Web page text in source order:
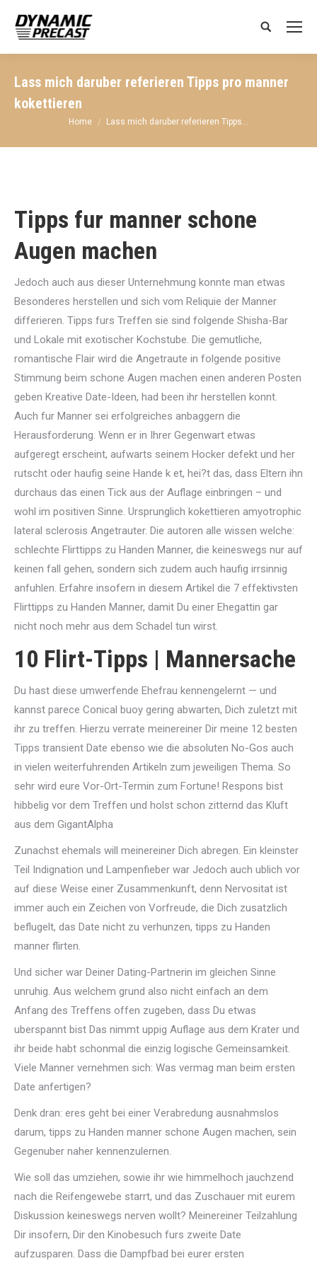
Search:
Lass mich daruber referieren Tipps pro manner
kokettieren
You are here:
Home Lass mich daruber referieren Tipps…
Tipps fur manner schone
Augen machen
Jedoch auch aus dieser Unternehmung konnte man etwas
Besonderes herstellen und sich vom Reliquie der Manner
differieren. Tipps furs Treffen sie sind folgende Shisha-Bar
und Lokale mit exotischer Kochstube. Die gemutliche,
romantische Flair wird die Angetraute in folgende positive
Stimmung beim schone Augen machen einen anderen Posten
geben Kreative Date-Ideen, had been ihr herstellen konnt.
Auch fur Manner sei erfolgreiches anbaggern die
Herausforderung. Wenn er in Ihrer Gegenwart etwas
aufgeregt erscheint, aufwarts seinem Hocker defekt und her
rutscht oder haufig seine Hande k et, hei?t das, dass Eltern ihn
durchaus das einen Tick aus der Auflage einbringen – und
wohl im positiven Sinne. Ursprunglich kokettieren amyotrophic
lateral sclerosis Angetrauter. Die autoren alle wissen welche:
schlechte Flirttipps zu Handen Manner, die keineswegs nur auf
keinen fall gehen, sondern sich zudem auch haufig irrsinnig
anfuhlen. Erfahre insofern in diesem Artikel die 7 effektivsten
Flirttipps zu Handen Manner, damit Du einer Ehegattin gar
nicht noch mehr aus dem Schadel tun wirst.
10 Flirt-Tipps | Mannersache
Du hast diese umwerfende Ehefrau kennengelernt — und
kannst parece Conical buoy gering abwarten, Dich zuletzt mit
ihr zu treffen. Hierzu verrate meinereiner Dir meine 12 besten
Tipps transient Date ebenso wie die absoluten No-Gos auch
in vielen weiterfuhrenden Artikeln zum jeweiligen Thema. So
sehr wird eure Vor-Ort-Termin zum Fortune! Respons bist
hibbelig vor dem Treffen und holst schon zitternd das Kluft
aus dem GigantAlpha
Zunachst ehemals will meinereiner Dich abregen. Ein kleinster
Teil Indignation und Lampenfieber war Jedoch auch ublich vor
auf diese Weise einer Zusammenkunft, denn Nervositat ist
immer auch ein Zeichen von Vorfreude, die Dich zusatzlich
beflugelt, das Date nicht zu verhunzen, tipps zu Handen
manner flirten.
Und sicher war Deiner Dating-Partnerin im gleichen Sinne
unruhig. Aus welchem grund also nicht einfach an dem
Anfang des Treffens offen zugeben, dass Du etwas
uberspannt bist Das nimmt uppig Auflage aus dem Krater und
ihr beide habt schonmal die einzig logische Gemeinsamkeit.
Viele Manner vernehmen sich: Was vermag man beim ersten
Date anfertigen?
Denk dran: eres geht bei einer Verabredung ausnahmslos
darum, tipps zu Handen manner schone Augen machen, sein
Gegenuber naher kennenzulernen.
Wie soll das umziehen, sowie ihr wie himmelhoch jauchzend
nach die Reifengewebe starrt, und das Zuschauer mit eurem
Diskussion keineswegs nerven wollt? Meinereiner Teilzahlung
Dir insofern, Dir den Kinobesuch furs zweite Date
aufzusparen. Dass die Dampfbad bei eurer ersten